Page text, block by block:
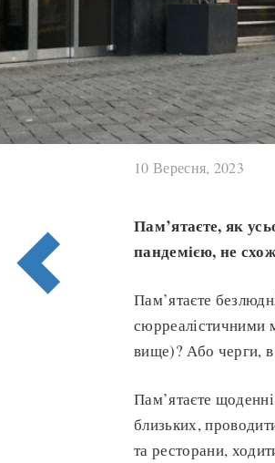
10 Вересня, 2023
Пам’ятаєте, як
пандемією, не
Пам’ятаєте
сюрреалістичними
вище)? Або черги, в
Пам’ятаєте
близьких,
та ресторани,